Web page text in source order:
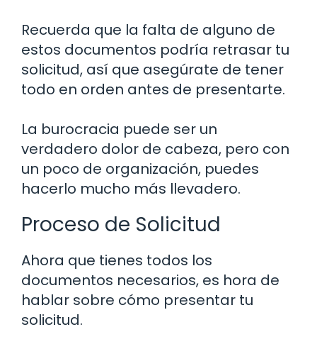
Recuerda que la falta de alguno de
estos documentos podría retrasar tu
solicitud, así que asegúrate de tener
todo en orden antes de presentarte.
La burocracia puede ser un
verdadero dolor de cabeza, pero con
un poco de organización, puedes
hacerlo mucho más llevadero.
Proceso de Solicitud
Ahora que tienes todos los
documentos necesarios, es hora de
hablar sobre cómo presentar tu
solicitud.